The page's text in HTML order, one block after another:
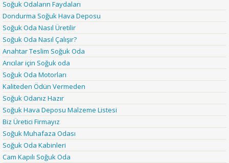
Soğuk Odaların Faydaları
Dondurma Soğuk Hava Deposu
Soğuk Oda Nasıl Üretilir
Soğuk Oda Nasıl Çalışır?
Anahtar Teslim Soğuk Oda
Arıcılar için Soğuk oda
Soğuk Oda Motorları
Kaliteden Ödün Vermeden
Soğuk Odanız Hazır
Soğuk Hava Deposu Malzeme Listesi
Biz Üretici Firmayız
Soğuk Muhafaza Odası
Soğuk Oda Kabinleri
Cam Kapılı Soğuk Oda